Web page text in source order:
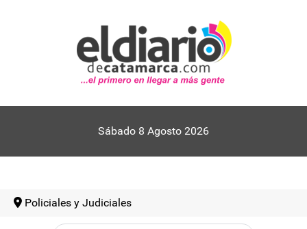
Sábado 8 Agosto 2026
Policiales y Judiciales